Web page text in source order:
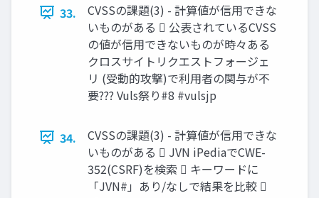
33.
CVSSの課題(3) - 計算値が信用できな
いものがある  公表されているCVSS
の値が信用できないものが時々ある
クロスサイトリクエストフォージェ
リ (受動的攻撃)で利用者の関与が不
要??? Vuls祭り#8 #vulsjp
34.
CVSSの課題(3) - 計算値が信用できな
いものがある  JVN iPediaでCWE-
352(CSRF)を検索  キーワードに
「JVN#」あり/なしで結果を比較 